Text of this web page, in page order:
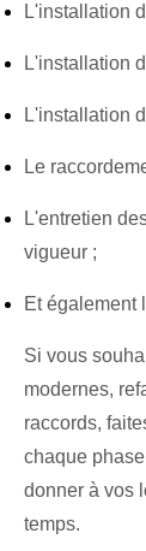
L'installation
L'installation
L'installation
Le
L'entretien
vigueur ;
Et également
Si vous
modernes,
raccords,
chaque
donner à vos
temps.